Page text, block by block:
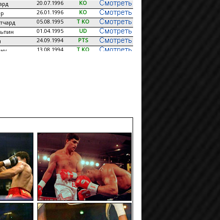
20.07.1996
KO
26.01.1996
KO
05.08.1995
T KO
01.04.1995
UD
24.09.1994
PTS
13.08.1994
T KO
22.08.1992
UD
UD
22.02.1992
UD
23.11.1991
T KO
28.09.1991
UD
27.07.1991
KO
06.04.1991
T KO
08.11.1990
UD
04.08.1990
T KO
23.05.1990
KO